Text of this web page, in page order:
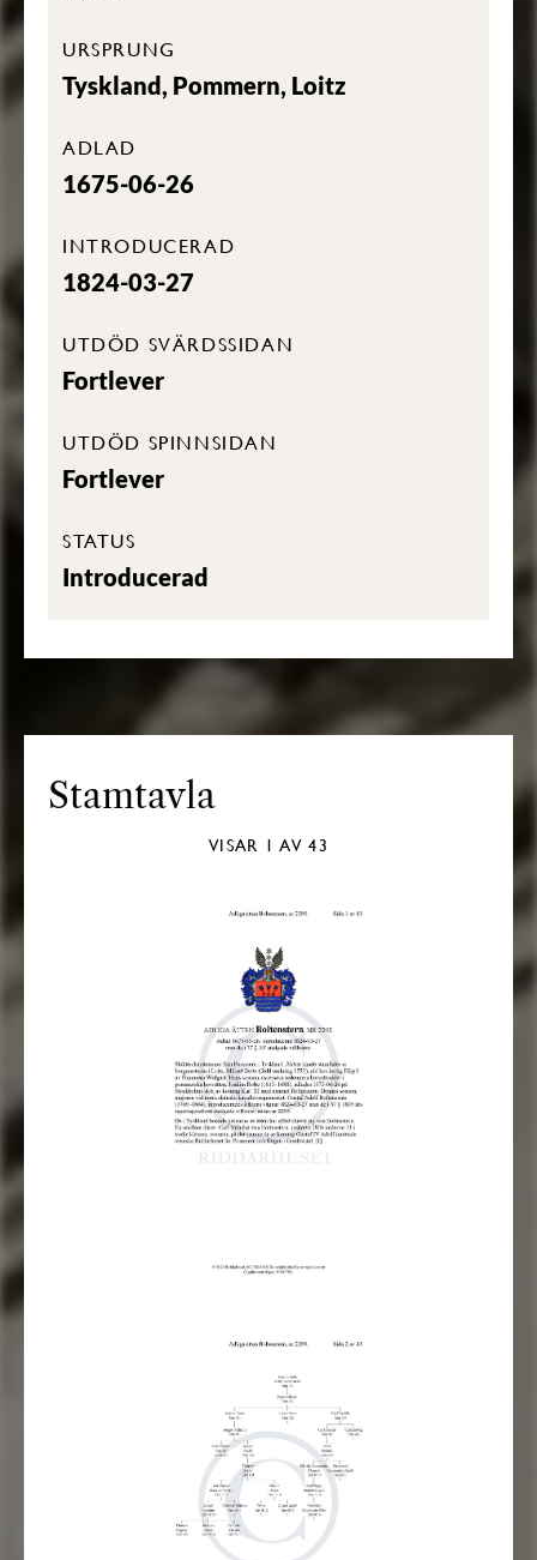
URSPRUNG
Tyskland, Pommern, Loitz
ADLAD
1675-06-26
INTRODUCERAD
1824-03-27
UTDÖD SVÄRDSSIDAN
Fortlever
UTDÖD SPINNSIDAN
Fortlever
STATUS
Introducerad
Stamtavla
VISAR 1 AV 43